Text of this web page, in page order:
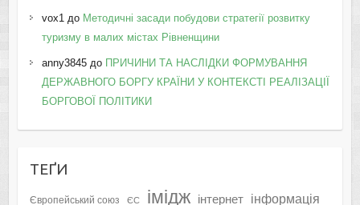
vox1до Методичні засади побудови стратегії розвитку
туризму в малих містах Рівненщини
anny3845до ПРИЧИНИ ТА НАСЛІДКИ ФОРМУВАННЯ
ДЕРЖАВНОГО БОРГУ КРАЇНИ У КОНТЕКСТІ РЕАЛІЗАЦІЇ
БОРГОВОЇ ПОЛІТИКИ
ТЕҐИ
Європейський союз ЄС імідж інтернет інформація